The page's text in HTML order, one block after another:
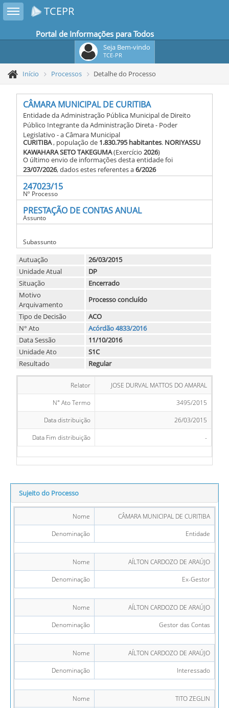
Toggle sidebar TCEPR
Portal de Informações para Todos
Seja Bem-vindo
TCE-PR
Início Processos Detalhe do Processo
CÂMARA MUNICIPAL DE CURITIBA
Entidade da Administração Pública Municipal de Direito
Público Integrante da Administração Direta - Poder
Legislativo - a Câmara Municipal
CURITIBA, população de 1.830.795 habitantes. NORIYASSU
KAWAHARA SETO TAKEGUMA(Exercício 2026)
O último envio de informações desta entidade foi
23/07/2026, dados estes referentes a6/2026
247023/15
Nº Processo
PRESTAÇÃO DE CONTAS ANUAL
Assunto
Subassunto
Autuação
26/03/2015
Unidade Atual
DP
Situação
Encerrado
Motivo
Arquivamento
Processo concluído
Tipo de Decisão
ACO
N° Ato
Acórdão 4833/2016
Data Sessão
11/10/2016
Unidade Ato
S1C
Resultado
Regular
Relator
JOSE DURVAL MATTOS DO AMARAL
N° Ato Termo
3495/2015
Data distribuição
26/03/2015
Data Fim distribuição
-
Sujeito do Processo
Nome
CÂMARA MUNICIPAL DE CURITIBA
Denominação
Entidade
Nome
AÍLTON CARDOZO DE ARAÚJO
Denominação
Ex-Gestor
Nome
AÍLTON CARDOZO DE ARAÚJO
Denominação
Gestor das Contas
Nome
AÍLTON CARDOZO DE ARAÚJO
Denominação
Interessado
Nome
TITO ZEGLIN